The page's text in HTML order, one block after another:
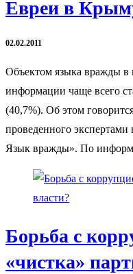
Евреи в
02.02.2011
Объектом языка вражды в
информации чаще всего
(40,7%). Об этом
проведенного
Язык вражды». По
Борьба с
«чистка»